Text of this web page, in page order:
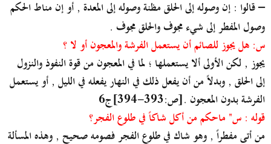
– قالوا : إن وصوله إلى الحلق مظنة وصوله إلى المعدة , أو إن مناط الحكم
وصول المفطر إلى شيء مجوف والحلق مجوف .
س: هل يجوز للصائم أن يستعمل الفرشة والمعجون أو لا ؟
يجوز , لكن الأولى ألا يستعملها ؛ لما في المعجون من قوة النفوذ والنزول
إلى الحلق , وبدلاً من أن يفعل ذلك في النهار يفعله في الليل , أو يستعمل
الفرشة بدون المعجون .[ص:393-394]ج6
قوله : س" ماحكم من أكل شاكاً في طلوع الفجر؟
من أتى مفطراً , وهو شاك في طلوع الفجر فصومه صحيح , وهذه المسألة